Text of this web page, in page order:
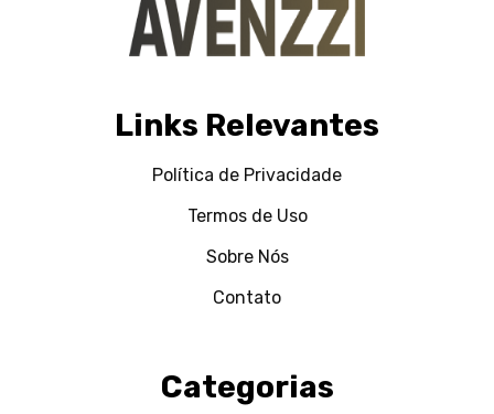
Links Relevantes
Política de Privacidade
Termos de Uso
Sobre Nós
Contato
Categorias